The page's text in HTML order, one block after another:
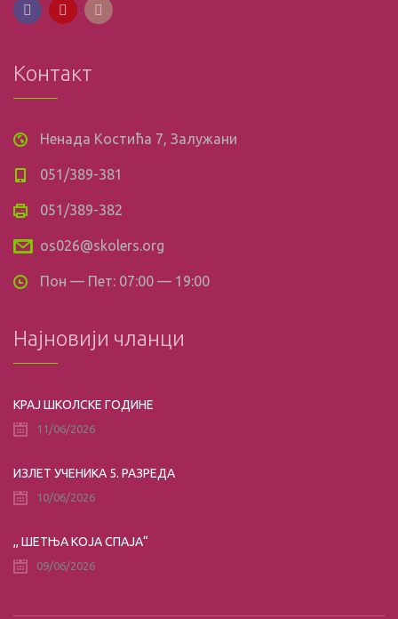
Контакт
Ненада Костића 7, Залужани
051/389-381
051/389-382
os026@skolers.org
Пон — Пет: 07:00 — 19:00
Најновији чланци
КРАЈ ШКОЛСКЕ ГОДИНЕ
11/06/2026
ИЗЛЕТ УЧЕНИКА 5. РАЗРЕДА
10/06/2026
,, ШЕТЊА КОЈА СПАЈА“
09/06/2026